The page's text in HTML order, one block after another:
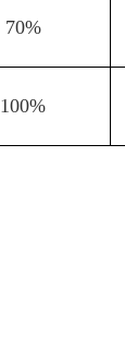
70%
100%